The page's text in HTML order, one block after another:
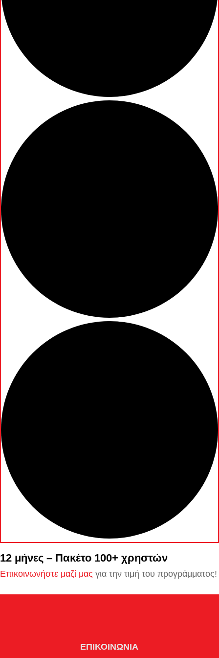
12 μήνες – Πακέτο 100+ χρηστών
Επικοινωνήστε μαζί μας για την τιμή του προγράμματος!
ΕΠΙΚΟΙΝΩΝΙΑ